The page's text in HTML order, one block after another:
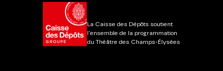
La Caisse des Dépôts soutient
l'ensemble de la programmation
du Théâtre des Champs-Élysées